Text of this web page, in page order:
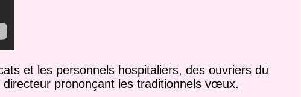
et les personnels hospitaliers, des ouvriers du
prononçant les traditionnels vœux.